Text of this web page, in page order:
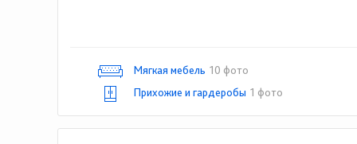
Мягкая мебель 10 фото
Прихожие и гардеробы 1 фото